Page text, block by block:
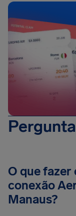
O que fazer
conexão
Manaus?